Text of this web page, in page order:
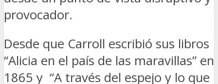
provocador.
Desde que Carroll escribió sus libros
“Alicia en el país de las maravillas” en
1865 y “A través del espejo y lo que